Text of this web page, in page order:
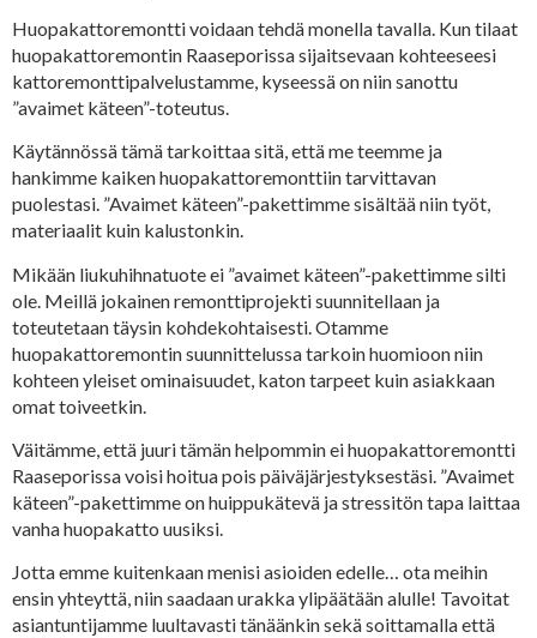
Huopakattoremontti voidaan tehdä monella tavalla. Kun tilaat
huopakattoremontin Raaseporissa sijaitsevaan kohteeseesi
kattoremonttipalvelustamme, kyseessä on niin sanottu
”avaimet käteen”-toteutus.
Käytännössä tämä tarkoittaa sitä, että me teemme ja
hankimme kaiken huopakattoremonttiin tarvittavan
puolestasi. ”Avaimet käteen”-pakettimme sisältää niin työt,
materiaalit kuin kalustonkin.
Mikään liukuhihnatuote ei ”avaimet käteen”-pakettimme silti
ole. Meillä jokainen remonttiprojekti suunnitellaan ja
toteutetaan täysin kohdekohtaisesti. Otamme
huopakattoremontin suunnittelussa tarkoin huomioon niin
kohteen yleiset ominaisuudet, katon tarpeet kuin asiakkaan
omat toiveetkin.
Väitämme, että juuri tämän helpommin ei huopakattoremontti
Raaseporissa voisi hoitua pois päiväjärjestyksestäsi. ”Avaimet
käteen”-pakettimme on huippukätevä ja stressitön tapa laittaa
vanha huopakatto uusiksi.
Jotta emme kuitenkaan menisi asioiden edelle… ota meihin
ensin yhteyttä, niin saadaan urakka ylipäätään alulle! Tavoitat
asiantuntijamme luultavasti tänäänkin sekä soittamalla että